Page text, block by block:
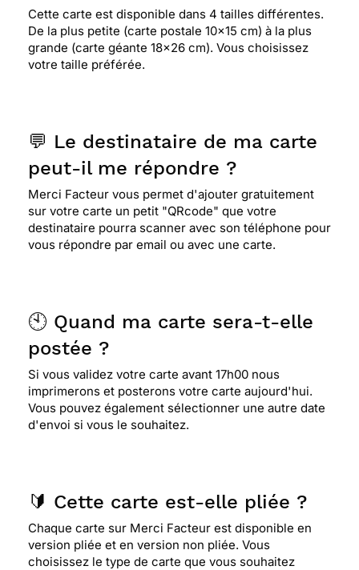
Cette carte est disponible dans 4 tailles différentes.
De la plus petite (carte postale 10x15 cm) à la plus
grande (carte géante 18x26 cm). Vous choisissez
votre taille préférée.
💬 Le destinataire de ma carte
peut-il me répondre ?
Merci Facteur vous permet d'ajouter gratuitement
sur votre carte un petit "QRcode" que votre
destinataire pourra scanner avec son téléphone pour
vous répondre par email ou avec une carte.
🕙 Quand ma carte sera-t-elle
postée ?
Si vous validez votre carte avant 17h00 nous
imprimerons et posterons votre carte aujourd'hui.
Vous pouvez également sélectionner une autre date
d'envoi si vous le souhaitez.
🔰 Cette carte est-elle pliée ?
Chaque carte sur Merci Facteur est disponible en
version pliée et en version non pliée. Vous
choisissez le type de carte que vous souhaitez